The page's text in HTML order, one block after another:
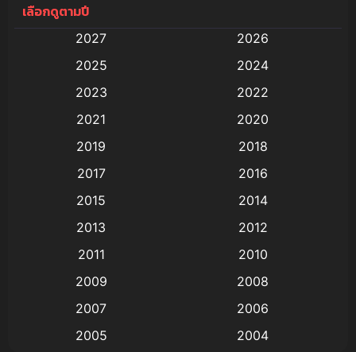
Anal (ประตูหลัง)
Animation การ์ตูน
Animation อนิเมะ
Animation แอนิเมชัน
(9)
Big tits (นมใหญ่)
Bitch (ผู้หญิงร่าน)
เลือกดูตามปี
2027
2026
2025
2024
2023
2022
2021
2020
2019
2018
2017
2016
2015
2014
2013
2012
2011
2010
2009
2008
2007
2006
2005
2004